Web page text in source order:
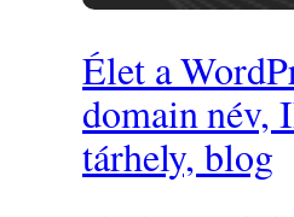
Élet a
domain név,
tárhely, blog